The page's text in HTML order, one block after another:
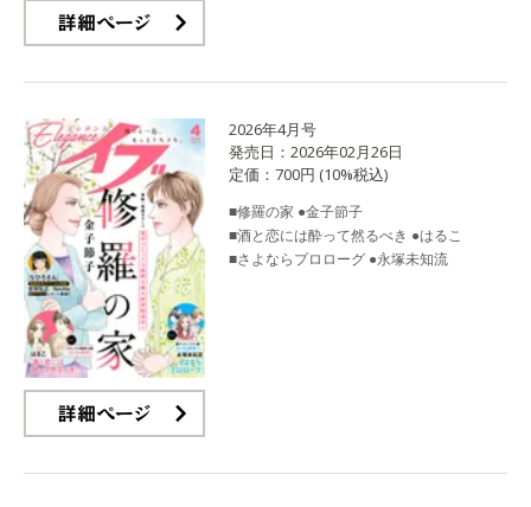
2026年4月号
発売日：2026年02月26日
定価：700円 (10%税込)
■修羅の家 ●金子節子
■酒と恋には酔って然るべき ●はるこ
■さよならプロローグ ●永塚未知流